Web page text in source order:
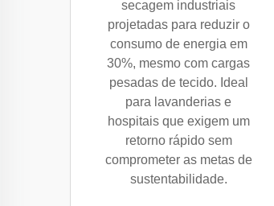
secagem industriais
projetadas para reduzir o
consumo de energia em
30%, mesmo com cargas
pesadas de tecido. Ideal
para lavanderias e
hospitais que exigem um
retorno rápido sem
comprometer as metas de
sustentabilidade.